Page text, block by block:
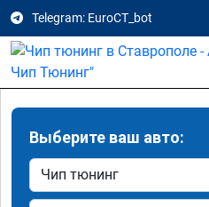
Telegram: EuroCT_bot
Выберите ваш авто: